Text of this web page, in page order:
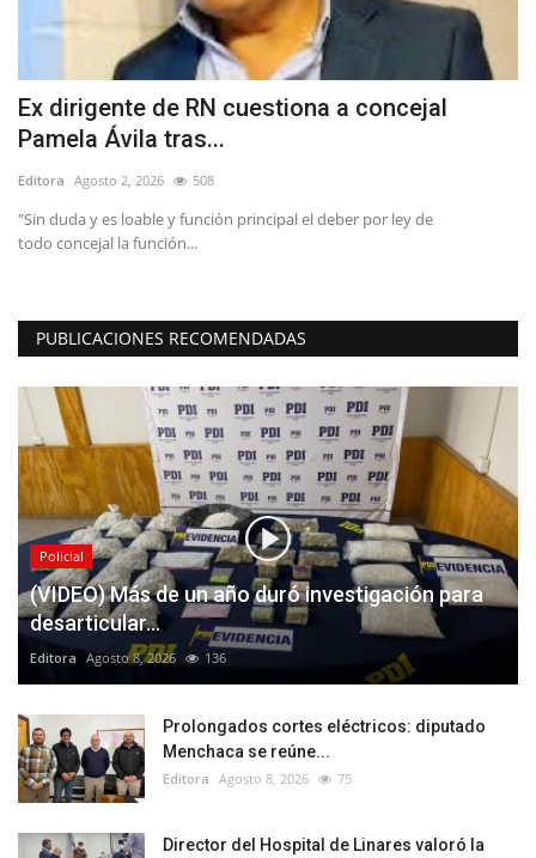
Ex dirigente de RN cuestiona a concejal
Pamela Ávila tras...
Editora Agosto 2, 2026 508
"Sin duda y es loable y función principal el deber por ley de
todo concejal la función...
PUBLICACIONES RECOMENDADAS
Policial
(VIDEO) Más de un año duró investigación para
desarticular...
Editora Agosto 8, 2026 136
Prolongados cortes eléctricos: diputado
Menchaca se reúne...
Editora Agosto 8, 2026 75
Director del Hospital de Linares valoró la